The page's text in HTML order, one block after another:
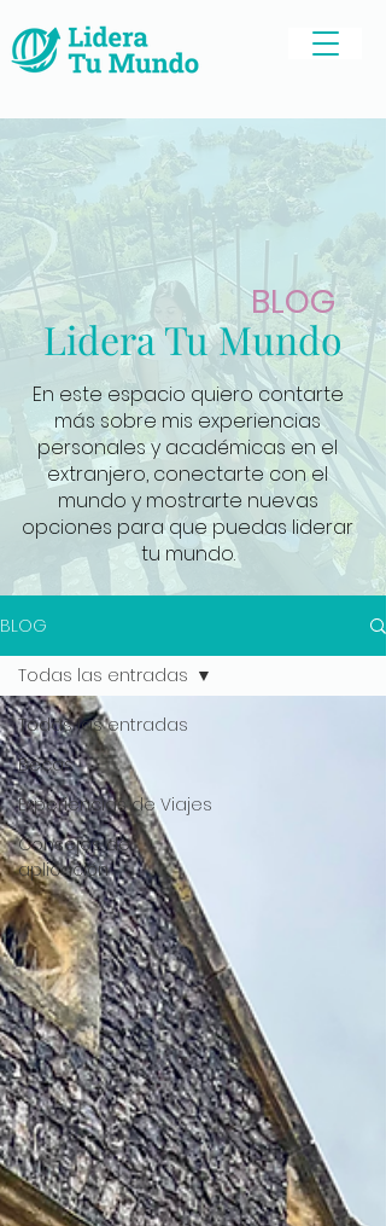
Lidera Tu Mundo
BLOG
En este espacio quiero contarte
más sobre mis experiencias
personales y académicas en el
extranjero, conectarte con el
mundo y mostrarte nuevas
opciones para que puedas liderar
tu mundo.
BLOG
Todas las entradas
Becas
Experiencias de Viajes
Consejos de
aplicación
Todas las entradas